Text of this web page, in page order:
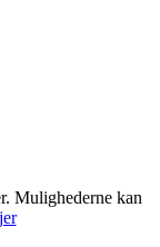
Mulighederne kan